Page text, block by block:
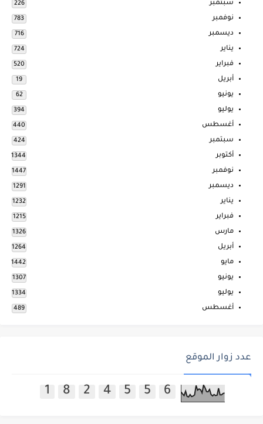
سبتمبر 226
نوفمبر 783
ديسمبر 716
يناير 724
فبراير 520
أبريل 19
يونيو 62
يوليو 394
أغسطس 440
سبتمبر 424
أكتوبر 1344
نوفمبر 1447
ديسمبر 1291
يناير 1232
فبراير 1215
مارس 1326
أبريل 1264
مايو 1442
يونيو 1307
يوليو 1334
أغسطس 489
عدد زوار الموقع
1 8 2 4 5 5 6